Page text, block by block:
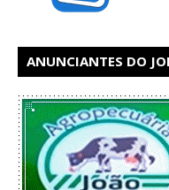
ANUNCIANTES DO